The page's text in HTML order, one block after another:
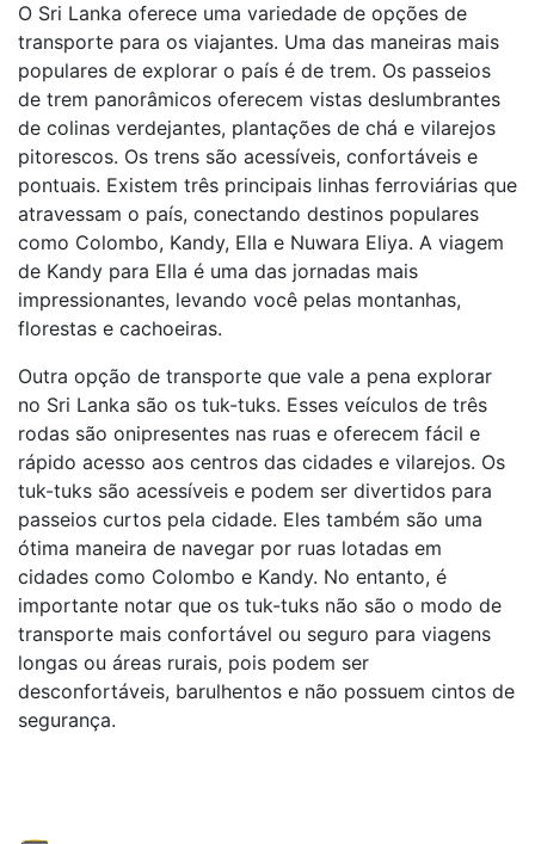
O Sri Lanka oferece uma variedade de opções de
transporte para os viajantes. Uma das maneiras mais
populares de explorar o país é de trem. Os passeios
de trem panorâmicos oferecem vistas deslumbrantes
de colinas verdejantes, plantações de chá e vilarejos
pitorescos. Os trens são acessíveis, confortáveis e
pontuais. Existem três principais linhas ferroviárias que
atravessam o país, conectando destinos populares
como Colombo, Kandy, Ella e Nuwara Eliya. A viagem
de Kandy para Ella é uma das jornadas mais
impressionantes, levando você pelas montanhas,
florestas e cachoeiras.
Outra opção de transporte que vale a pena explorar
no Sri Lanka são os tuk-tuks. Esses veículos de três
rodas são onipresentes nas ruas e oferecem fácil e
rápido acesso aos centros das cidades e vilarejos. Os
tuk-tuks são acessíveis e podem ser divertidos para
passeios curtos pela cidade. Eles também são uma
ótima maneira de navegar por ruas lotadas em
cidades como Colombo e Kandy. No entanto, é
importante notar que os tuk-tuks não são o modo de
transporte mais confortável ou seguro para viagens
longas ou áreas rurais, pois podem ser
desconfortáveis, barulhentos e não possuem cintos de
segurança.